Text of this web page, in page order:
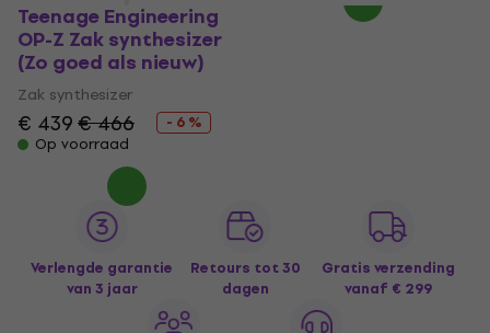
Teenage Engineering
OP-Z Zak synthesizer
(Zo goed als nieuw)
Zak synthesizer
€ 439€ 466
- 6 %
Op voorraad
Verlengde garantie
van 3 jaar
Retours tot 30
dagen
Gratis verzending
vanaf € 299